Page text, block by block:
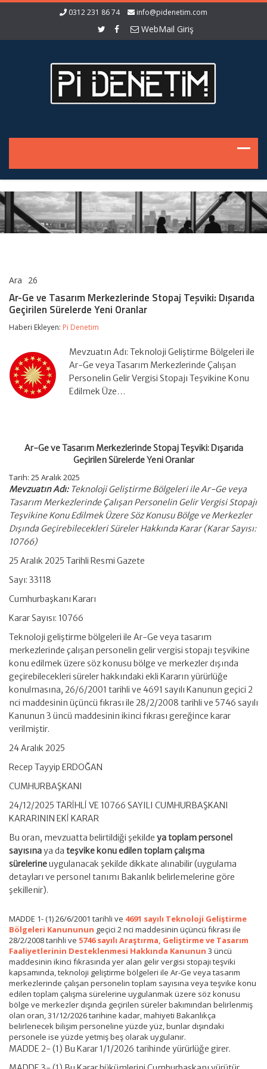
0312 231 86 74 info@pidenetim.com
WebMail Giriş
Ara 26
ve
Tasarım
Stopaj
Dışarıda
Geçirilen
Sürelerde
Yeni
Oranlar
Ar-Ge ve Tasarım Merkezlerinde Stopaj Teşviki: Dışarıda
Geçirilen Sürelerde Yeni Oranlar
Haberi Ekleyen: Pi Denetim
Mevzuatın Adı: Teknoloji Geliştirme Bölgeleri ile
Ar-Ge veya Tasarım Merkezlerinde Çalışan
Personelin Gelir Vergisi Stopajı Teşvikine Konu
Edilmek Üze…
Ar-Ge ve Tasarım Merkezlerinde Stopaj Teşviki: Dışarıda
Geçirilen Sürelerde Yeni Oranlar
Tarih: 25 Aralık 2025
Mevzuatın Adı:Teknoloji Geliştirme Bölgeleri ile Ar-Ge veya
Tasarım Merkezlerinde Çalışan Personelin Gelir Vergisi Stopajı
Teşvikine Konu Edilmek Üzere Söz Konusu Bölge ve Merkezler
Dışında Geçirebilecekleri Süreler Hakkında Karar (Karar Sayısı:
10766)
25 Aralık 2025 Tarihli Resmi Gazete
Sayı: 33118
Cumhurbaşkanı Kararı
Karar Sayısı: 10766
Teknoloji geliştirme bölgeleri ile Ar-Ge veya tasarım
merkezlerinde çalışan personelin gelir vergisi stopajı teşvikine
konu edilmek üzere söz konusu bölge ve merkezler dışında
geçirebilecekleri süreler hakkındaki ekli Kararın yürürlüğe
konulmasına, 26/6/2001 tarihli ve 4691 sayılı Kanunun geçici 2
nci maddesinin üçüncü fıkrası ile 28/2/2008 tarihli ve 5746 sayılı
Kanunun 3 üncü maddesinin ikinci fıkrası gereğince karar
verilmiştir.
24 Aralık 2025
Recep Tayyip ERDOĞAN
CUMHURBAŞKANI
24/12/2025 TARİHLİ VE 10766 SAYILI CUMHURBAŞKANI
KARARININ EKİ KARAR
Bu oran, mevzuatta belirtildiği şekilde ya toplam personel
sayısınaya da teşvike konu edilen toplam çalışma
sürelerineuygulanacak şekilde dikkate alınabilir (uygulama
detayları ve personel tanımı Bakanlık belirlemelerine göre
şekillenir).
MADDE 1- (1) 26/6/2001 tarihli ve 4691 sayılı Teknoloji Geliştirme
Bölgeleri Kanununun geçici 2 nci maddesinin üçüncü fıkrası ile
28/2/2008 tarihli ve 5746 sayılı Araştırma, Geliştirme ve Tasarım
Faaliyetlerinin Desteklenmesi Hakkında Kanunun 3 üncü
maddesinin ikinci fıkrasında yer alan gelir vergisi stopajı teşviki
kapsamında, teknoloji geliştirme bölgeleri ile Ar-Ge veya tasarım
merkezlerinde çalışan personelin toplam sayısına veya teşvike konu
edilen toplam çalışma sürelerine uygulanmak üzere söz konusu
bölge ve merkezler dışında geçirilen süreler bakımından belirlenmiş
olan oran, 31/12/2026 tarihine kadar, mahiyeti Bakanlıkça
belirlenecek bilişim personeline yüzde yüz, bunlar dışındaki
personele ise yüzde yetmiş beş olarak uygulanır.
MADDE 2- (1) Bu Karar 1/1/2026 tarihinde yürürlüğe girer.